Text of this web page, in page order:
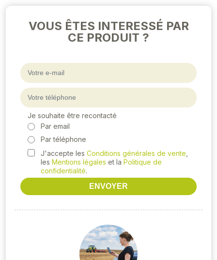
VOUS ÊTES INTERESSÉ PAR
CE PRODUIT ?
Je souhaite être recontacté
Par email
Par téléphone
J'accepte les Conditions générales de vente
les Mentions légales et la Politique de
confidentialité.
ENVOYER